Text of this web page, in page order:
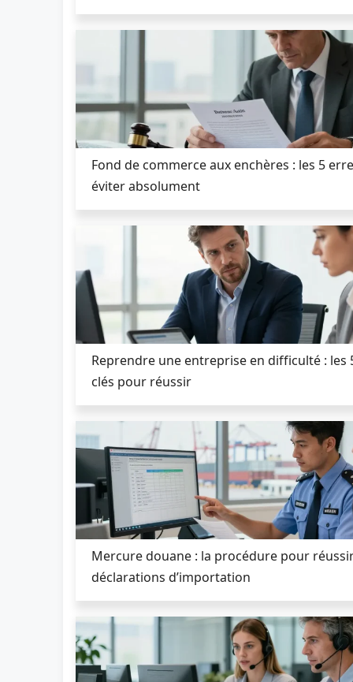
Fond de commerce aux enchères : les 5
éviter absolument
Reprendre une entreprise en difficulté : les
clés pour réussir
Mercure douane : la procédure pour
déclarations d’importation